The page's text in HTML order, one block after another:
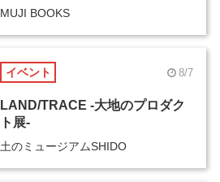
MUJI BOOKS
イベント 8/7
LAND/TRACE -大地のプロダク
ト展-
土のミュージアムSHIDO